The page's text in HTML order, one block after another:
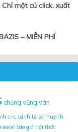
một cú click, xuất
– MIỄN PHÍ
chống văng ván
cnc cánh tủ soi huỳnh
excel báo giá nội thất